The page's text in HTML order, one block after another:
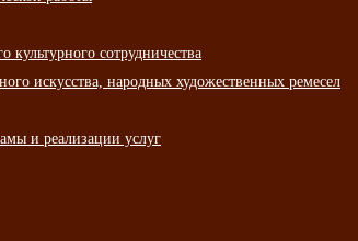
сотрудничества
искусства, народных художественных ремесел
и реализации услуг